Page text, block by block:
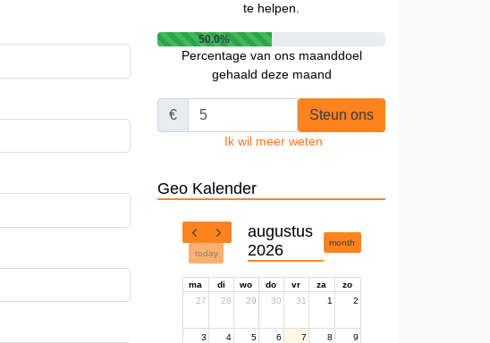
te helpen.
50.0%
Percentage van ons maanddoel
gehaald deze maand
€ Steun ons
Ik wil meer weten
Geo Kalender
today
augustus
2026
month
ma di wo do vr za
zo
27
28 29 30 31 1 2
3 4 5 6 7 8 9